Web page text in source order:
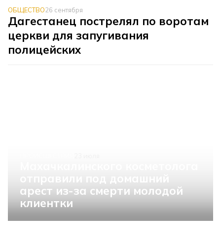
ОБЩЕСТВО26 сентября
Дагестанец пострелял по воротам
церкви для запугивания
полицейских
арест из-за смерти молодой
клиентки